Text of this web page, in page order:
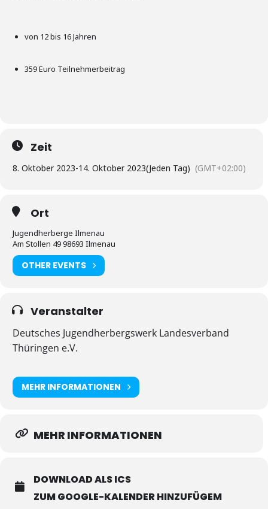
von 12 bis 16 Jahren
359 Euro Teilnehmerbeitrag
Zeit
8. Oktober 2023-14. Oktober 2023(Jeden Tag) (GMT+02:00)
Ort
Jugendherberge Ilmenau
Am Stollen 49 98693 Ilmenau
OTHER EVENTS
Veranstalter
Deutsches Jugendherbergswerk Landesverband
Thüringen e.V.
MEHR INFORMATIONEN
MEHR INFORMATIONEN
DOWNLOAD ALS ICS
ZUM GOOGLE-KALENDER HINZUFÜGEM